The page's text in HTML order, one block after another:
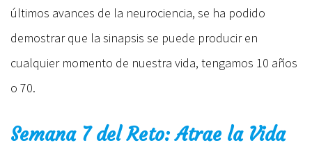
últimos avances de la neurociencia, se ha podido
demostrar que la sinapsis se puede producir en
cualquier momento de nuestra vida, tengamos 10 años
o 70.
Semana 7 del Reto: Atrae la Vida